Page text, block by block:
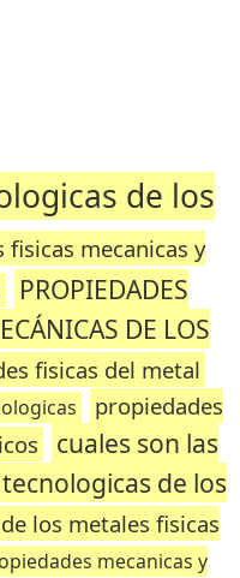
de los
fisicas mecanicas y
PROPIEDADES
DE LOS
fisicas del metal
propiedades
cuales son las
de los
los metales fisicas
mecanicas y